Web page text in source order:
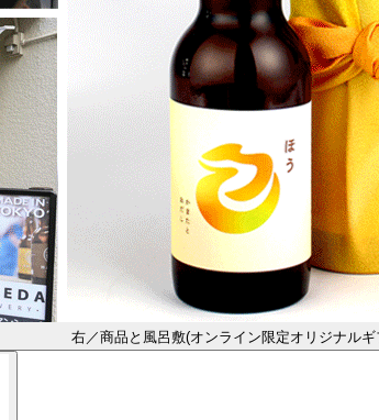
右／商品と⾵呂敷(オンライン限定オリジナル